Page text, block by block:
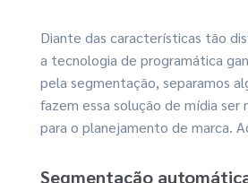
Diante das características tão
a tecnologia de programática
pela segmentação, separamos
fazem essa solução de mídia ser
para o planejamento de marca.
Segmentação